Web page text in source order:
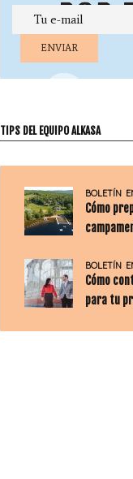
TIPS DEL EQUIPO ALKASA
BOLETÍN
Cómo
BOLETÍN
Cómo
para tu